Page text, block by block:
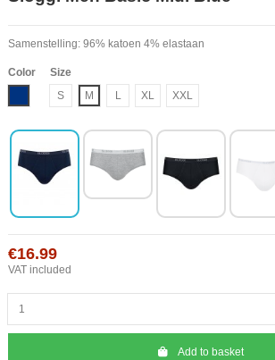
Samenstelling: 96% katoen 4% elastaan
Color
Size
S
M L XL XXL
€16.99
VAT included
Add to basket